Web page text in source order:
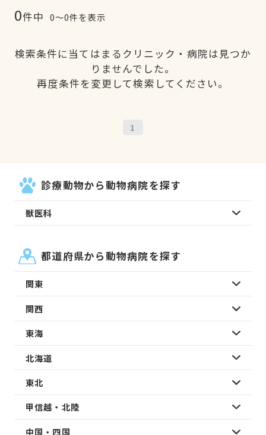
0件中 0〜0件を表示
検索条件に当てはまるクリニック・病院は見つか
りませんでした。
再度条件を変更して検索してください。
1
診療動物から動物病院を探す
獣医科
都道府県から動物病院を探す
関東
関西
東海
北海道
東北
甲信越・北陸
中国・四国